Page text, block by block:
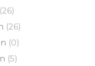
(26)
(26)
(0)
(5)